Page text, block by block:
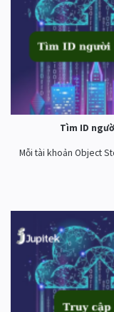
Tìm ID
Mỗi tài khoản Object